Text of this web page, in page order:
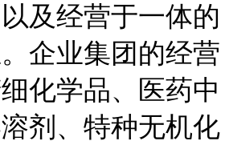
及经营于一体的
企业集团的经营
化学品、医药中
剂、特种无机化